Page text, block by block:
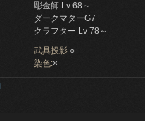
彫金師 Lv 68～
ダークマターG7
クラフター Lv 78～
武具投影:○
染色:×